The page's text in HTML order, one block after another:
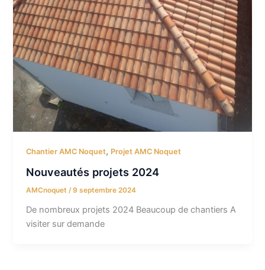
Chantier AMC Noquet, Projet AMC Noquet
Nouveautés projets 2024
AMCnoquet/9 septembre 2024
De nombreux projets 2024 Beaucoup de chantiers A
visiter sur demande